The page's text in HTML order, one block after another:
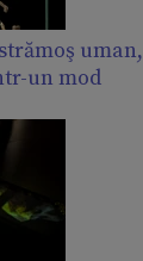
uman,
un mod